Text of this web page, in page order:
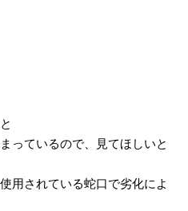
っているので、見てほしいと
用されている蛇口で劣化によ